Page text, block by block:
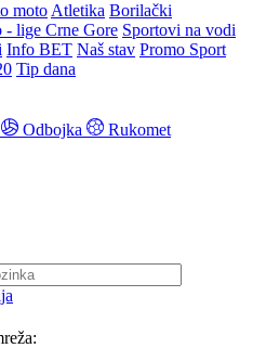
moto Atletika Borilački
- lige Crne Gore Sportovi na vodi
Info BET Naš stav Promo Sport
Tip dana
Odbojka
Rukomet